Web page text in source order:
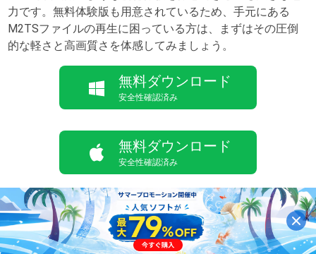
力です。無料体験版も用意されているため、手元にある
M2TSファイルの再生に困っている方は、まずはその圧倒
的な軽さと高画質さを体感してみましょう。
無料ダウンロード
安全性確認済み
無料ダウンロード
安全性確認済み
推薦文章